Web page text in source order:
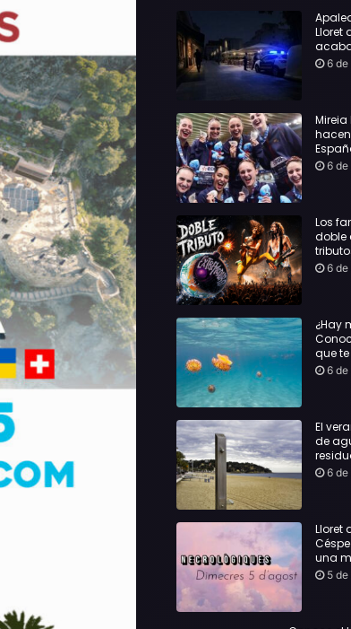
Lloret
6 de
6 de
Los
doble
rock6 de
¿Hay
que
6 de
El
de
las6 de
Lloret
una
5